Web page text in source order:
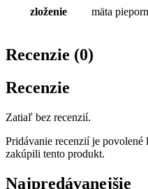
zloženie mäta
Recenzie (0)
Recenzie
Zatiaľ bez recenzií.
Pridávanie recenzií je
zakúpili tento produkt.
Najpredávanejšie